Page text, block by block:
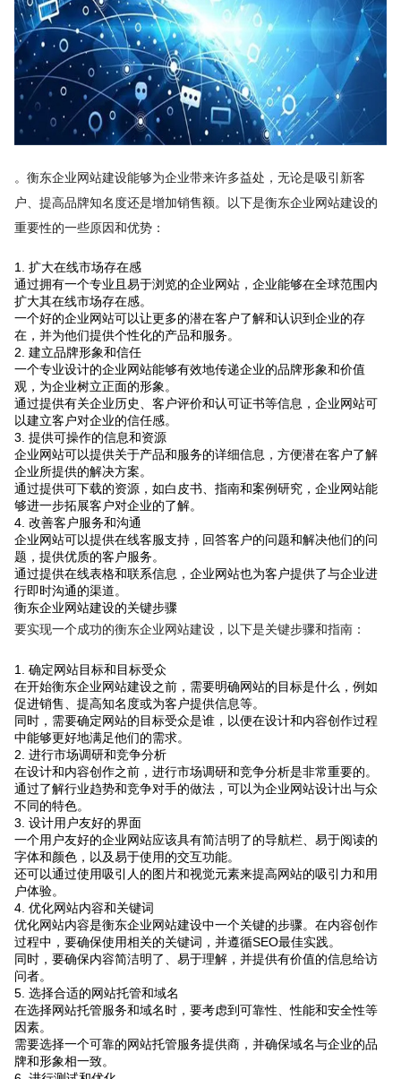
。衡东企业网站建设能够为企业带来许多益处，无论是吸引新客
户、提高品牌知名度还是增加销售额。以下是衡东企业网站建设的
重要性的一些原因和优势：
1. 扩大在线市场存在感
通过拥有一个专业且易于浏览的企业网站，企业能够在全球范围内
扩大其在线市场存在感。
一个好的企业网站可以让更多的潜在客户了解和认识到企业的存
在，并为他们提供个性化的产品和服务。
2. 建立品牌形象和信任
一个专业设计的企业网站能够有效地传递企业的品牌形象和价值
观，为企业树立正面的形象。
通过提供有关企业历史、客户评价和认可证书等信息，企业网站可
以建立客户对企业的信任感。
3. 提供可操作的信息和资源
企业网站可以提供关于产品和服务的详细信息，方便潜在客户了解
企业所提供的解决方案。
通过提供可下载的资源，如白皮书、指南和案例研究，企业网站能
够进一步拓展客户对企业的了解。
4. 改善客户服务和沟通
企业网站可以提供在线客服支持，回答客户的问题和解决他们的问
题，提供优质的客户服务。
通过提供在线表格和联系信息，企业网站也为客户提供了与企业进
行即时沟通的渠道。
衡东企业网站建设的关键步骤
要实现一个成功的衡东企业网站建设，以下是关键步骤和指南：
1. 确定网站目标和目标受众
在开始衡东企业网站建设之前，需要明确网站的目标是什么，例如
促进销售、提高知名度或为客户提供信息等。
同时，需要确定网站的目标受众是谁，以便在设计和内容创作过程
中能够更好地满足他们的需求。
2. 进行市场调研和竞争分析
在设计和内容创作之前，进行市场调研和竞争分析是非常重要的。
通过了解行业趋势和竞争对手的做法，可以为企业网站设计出与众
不同的特色。
3. 设计用户友好的界面
一个用户友好的企业网站应该具有简洁明了的导航栏、易于阅读的
字体和颜色，以及易于使用的交互功能。
还可以通过使用吸引人的图片和视觉元素来提高网站的吸引力和用
户体验。
4. 优化网站内容和关键词
优化网站内容是衡东企业网站建设中一个关键的步骤。在内容创作
过程中，要确保使用相关的关键词，并遵循SEO最佳实践。
同时，要确保内容简洁明了、易于理解，并提供有价值的信息给访
问者。
5. 选择合适的网站托管和域名
在选择网站托管服务和域名时，要考虑到可靠性、性能和安全性等
因素。
需要选择一个可靠的网站托管服务提供商，并确保域名与企业的品
牌和形象相一致。